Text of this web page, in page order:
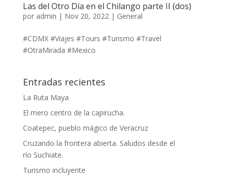
Las del Otro Día en el Chilango parte II (dos)
por admin | Nov 20, 2022| General
#CDMX #Viajes #Tours #Turismo #Travel
#OtraMirada #Mexico
Entradas recientes
La Ruta Maya
El mero centro de la capirucha.
Coatepec, pueblo mágico de Veracruz
Cruzando la frontera abierta. Saludos desde el
río Suchiate.
Turismo incluyente